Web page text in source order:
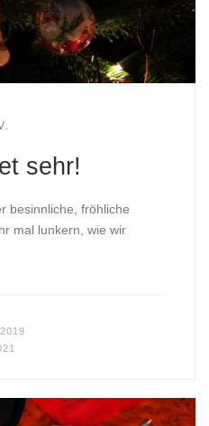
sehr!
besinnliche, fröhliche
mal lunkern, wie wir